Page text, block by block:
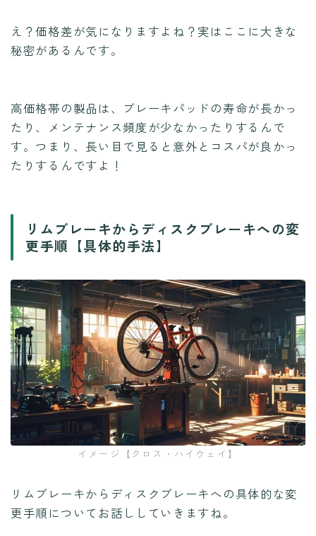
え？価格差が気になりますよね？実はここに大きな
秘密があるんです。
高価格帯の製品は、ブレーキパッドの寿命が長かっ
たり、メンテナンス頻度が少なかったりするんで
す。つまり、長い目で見ると意外とコスパが良かっ
たりするんですよ！
リムブレーキからディスクブレーキへの変
更手順【具体的手法】
イメージ【クロス・ハイウェイ】
リムブレーキからディスクブレーキへの具体的な変
更手順についてお話ししていきますね。